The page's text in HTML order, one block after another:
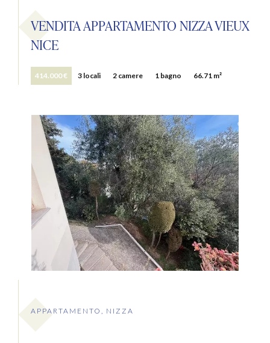
VENDITA APPARTAMENTO NIZZA VIEUX
NICE
414.000 € 3 locali 2 camere 1 bagno 66.71 m²
APPARTAMENTO, NIZZA